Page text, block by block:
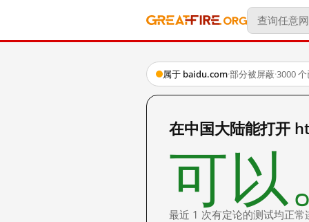
属于 baidu.com·部分被屏蔽·3000
在中国大陆能打开
可以
最近 1 次有定论的测试均正常